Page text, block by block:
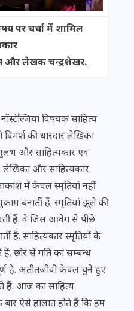
पर चर्चा में शामिल
और लेखक चन्द्रशेखर.
विषयक साहित्य
विमर्श की धारदार लेखिका
और साहित्यकार एवं
लेखिका और साहित्यकार
में केवल स्मृतियां नहीं
बनातीं हैं. स्मृतियां झूले की
हैं. वे जिस आवेग से पीछे
हैं. साहित्यकार स्मृतियों के
छोर से गति का सम्बन्ध
है. अतीतजीवी केवल चुने हुए
हैं. आज का साहित्य
ऐसे हालात होते हैं कि हम